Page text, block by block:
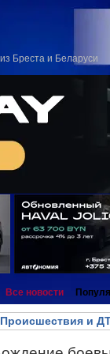
Бреста и Беларуси
Все новости
Происшествия и